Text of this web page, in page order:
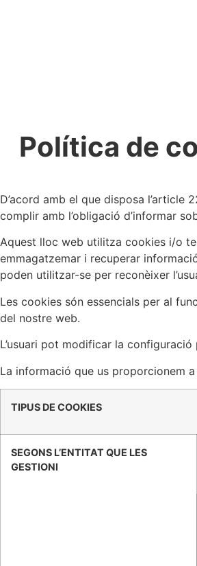
Política de
D’acord amb el que disposa
complir amb l’obligació d’informar
Aquest lloc web utilitza cookies i/o
emmagatzemar i recuperar
poden utilitzar-se per reconèixer
Les cookies són essencials per al
del nostre web.
L’usuari pot modificar la configuració
La informació que us proporcionem
TIPUS DE COOKIES
SEGONS L’ENTITAT QUE LES
GESTIONI